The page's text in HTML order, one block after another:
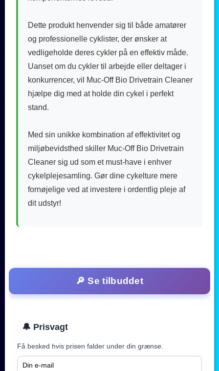
Dette produkt henvender sig til både amatører
og professionelle cyklister, der ønsker at
vedligeholde deres cykler på en effektiv måde.
Uanset om du cykler til arbejde eller deltager i
konkurrencer, vil Muc-Off Bio Drivetrain Cleaner
hjælpe dig med at holde din cykel i perfekt
stand.
Med sin unikke kombination af effektivitet og
miljøbevidsthed skiller Muc-Off Bio Drivetrain
Cleaner sig ud som et must-have i enhver
cykelplejesamling. Gør dine cykelture mere
fornøjelige ved at investere i ordentlig pleje af
dit udstyr!
🔎 Se tilbuddet
🔔 Prisvagt
Få besked hvis prisen falder under din grænse.